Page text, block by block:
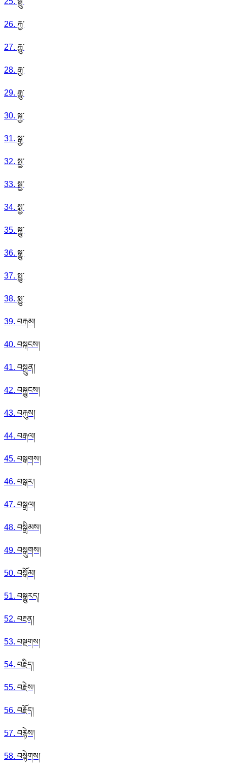
26. རྐྱ་
27. རྐྱུ་
28. རྒྱ་
29. རྒྱུ་
30. སྐྱ་
31. སྒྱ་
32. སྤྱ་
33. སྦྱ་
34. སྨྱ་
35. སྐྱུ་
36. སྒྱུ་
37. སྤྱུ་
38. སྨྱུ་
39. བརྐམ།
40. བསྐངས།
41. བསྐྲུན།
42. བསྐྱུངས།
43. བརྐུས།
44. བརྒལ།
45. བསྒགས།
46. བསྒར།
47. བསྒྲལ།
48. བསྒྲིམས།
49. བསྒུགས།
50. བསྒོམ།
51. བསྒྱུརད།
52. བརྔན།
53. བསྔགས།
54. བརྗིད།
55. བརྗེས།
56. བརྗོད།
57. བརྙེས།
58. བསྙེགས།